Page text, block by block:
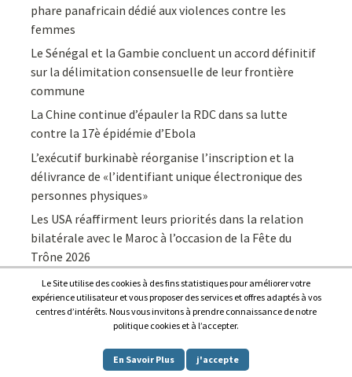
phare panafricain dédié aux violences contre les
femmes
Le Sénégal et la Gambie concluent un accord définitif
sur la délimitation consensuelle de leur frontière
commune
La Chine continue d’épauler la RDC dans sa lutte
contre la 17è épidémie d’Ebola
L’exécutif burkinabè réorganise l’inscription et la
délivrance de «l’identifiant unique électronique des
personnes physiques»
Les USA réaffirment leurs priorités dans la relation
bilatérale avec le Maroc à l’occasion de la Fête du
Trône 2026
Afrique7, l’info du continent en continu
Proudly powered by WordPress.| Theme: Awaken by
Le Site utilise des cookies à des fins statistiques pour améliorer votre
expérience utilisateur et vous proposer des services et offres adaptés à vos
centres d’intérêts. Nous vous invitons à prendre connaissance de notre
politique cookies et à l’accepter.
En Savoir Plus j'accepte